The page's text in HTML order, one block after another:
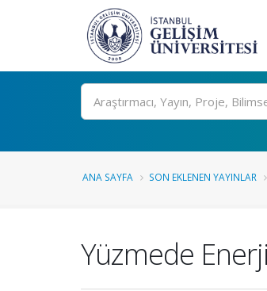
Ara
ANA SAYFA SON EKLENEN YAYINLAR
Yüzmede